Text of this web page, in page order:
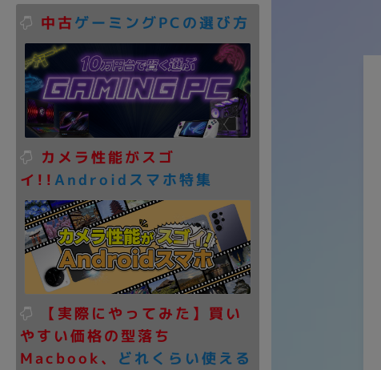
中古 ゲーミングPCの選び方
カメラ性能がスゴ
イ!! Androidスマホ特集
【実際にやってみた】買い
やすい価格の型落ち
Macbook、 どれくらい使える
aspire Inspiron macbook
機能・特徴
商品の搭載機能による絞り込み
Webカメラ内蔵
ランク
商品状態の絞り込み
新品/未使用 中古 新品 未使用
アウトレット